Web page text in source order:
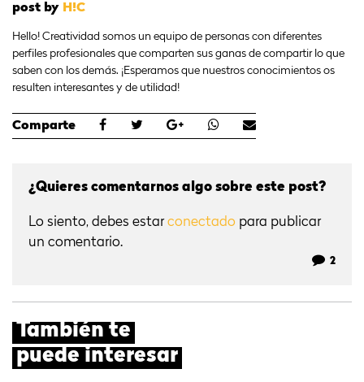
post by H!C
Hello! Creatividad somos un equipo de personas con diferentes
perfiles profesionales que comparten sus ganas de compartir lo que
saben con los demás. ¡Esperamos que nuestros conocimientos os
resulten interesantes y de utilidad!
Comparte
¿Quieres comentarnos algo sobre este post?
Lo siento, debes estarconectado para publicar
un comentario.
2
También te
puede interesar